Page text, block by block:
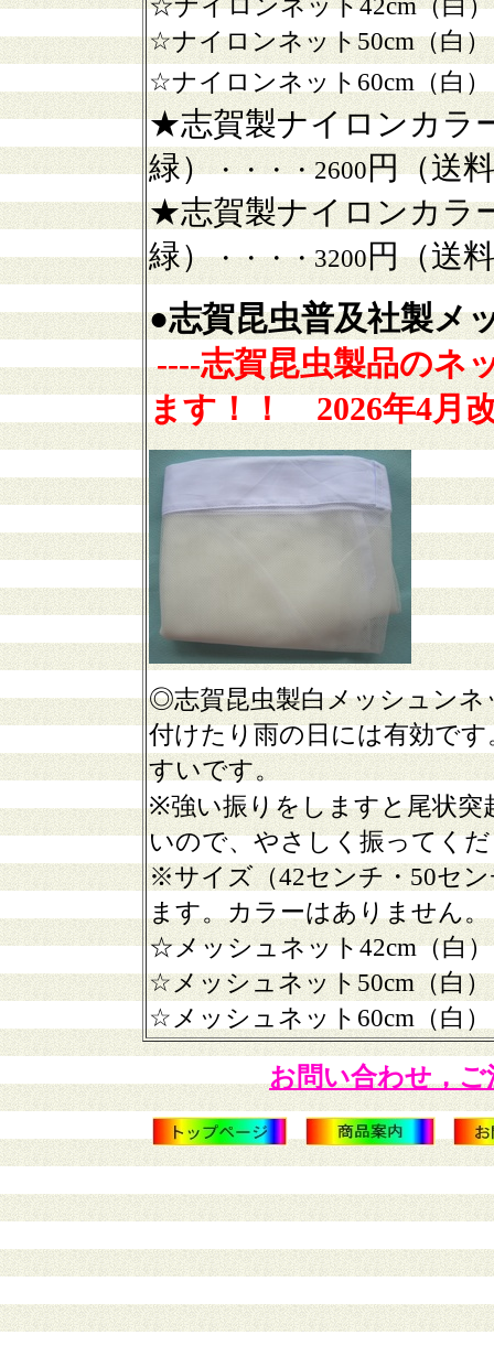
☆ナイロンネット50cm（白）
☆ナイロンネット60cm（白）
★志賀製ナイロンカラ
緑）・・・・2600円（送
★志賀製ナイロンカラ
緑）・・・・3200円（送
●志賀昆虫普及社製メ
----志賀昆虫製品のネ
ます！！ 2026年4月
◎志賀昆虫製白メッシュンネ
付けたり雨の日には有効で
すいです。
※強い振りをしますと尾状突
いので、やさしく振ってく
※サイズ（42センチ・50セ
ます。カラーはありません。
☆メッシュネット42cm（白）
☆メッシュネット50cm（白）
☆メッシュネット60cm（白）
お問い合わせ，